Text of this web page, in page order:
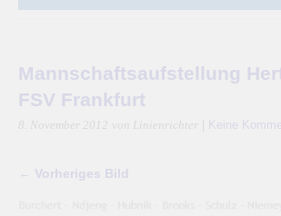
Mannschaftsaufstellung
FSV Frankfurt
8. November 2012 von Linienrichter Keine
← Vorheriges Bild